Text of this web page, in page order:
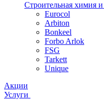
Строительная химия
Eurocol
Arbiton
Bonkeel
Forbo Arlok
FSG
Tarkett
Unique
Акции
Услуги